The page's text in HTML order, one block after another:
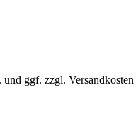
ggf. zzgl. Versandkosten